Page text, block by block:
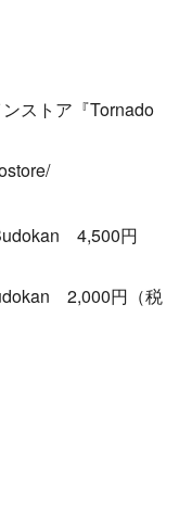
ストア『Tornado
4,500円
2,000円（税